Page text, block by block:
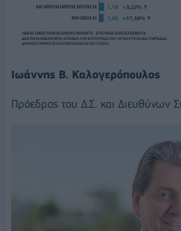
Ιωάννης Β. Καλογερόπουλος
Πρόεδρος του Δ.Σ. και Διευθύνων